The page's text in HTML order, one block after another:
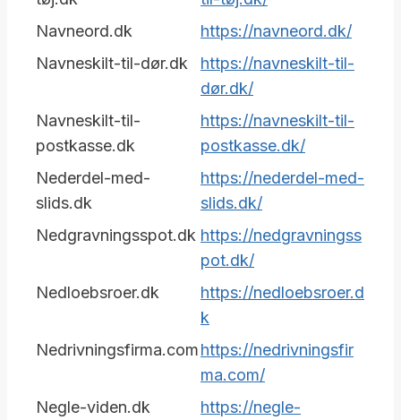
Navneord.dk
https://navneord.dk/
Navneskilt-til-dør.dk
https://navneskilt-til-
dør.dk/
Navneskilt-til-
postkasse.dk
https://navneskilt-til-
postkasse.dk/
Nederdel-med-
slids.dk
https://nederdel-med-
slids.dk/
Nedgravningsspot.dk https://nedgravningss
pot.dk/
Nedloebsroer.dk
https://nedloebsroer.d
k
Nedrivningsfirma.comhttps://nedrivningsfir
ma.com/
Negle-viden.dk
https://negle-